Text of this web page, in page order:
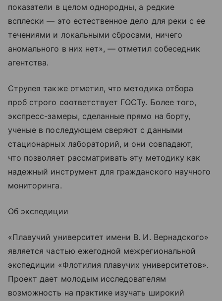
показатели в целом однородны, а редкие
всплески — это естественное дело для реки с ее
течениями и локальными сбросами, ничего
аномального в них нет», — отметил собеседник
агентства.
Струлев также отметил, что методика отбора
проб строго соответствует ГОСТу. Более того,
экспресс-замеры, сделанные прямо на борту,
ученые в последующем сверяют с данными
стационарных лабораторий, и они совпадают,
что позволяет рассматривать эту методику как
надежный инструмент для гражданского научного
мониторинга.
Об экспедиции
«Плавучий университет имени В. И. Вернадского»
является частью ежегодной межрегиональной
экспедиции «Флотилия плавучих университетов».
Проект дает молодым исследователям
возможность на практике изучать широкий